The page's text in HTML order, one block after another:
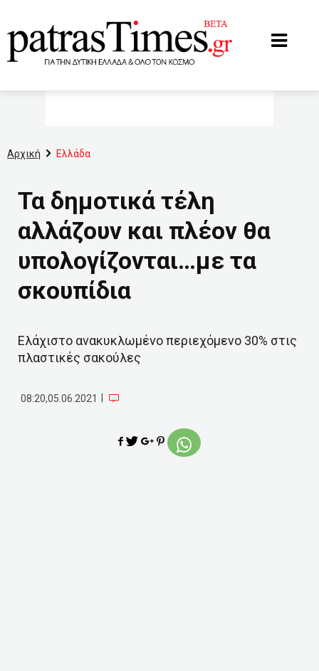
Αρχική Ελλάδα
Τα δημοτικά τέλη
αλλάζουν και πλέον θα
υπολογίζονται…με τα
σκουπίδια
Ελάχιστο ανακυκλωμένο περιεχόμενο 30% στις
πλαστικές σακούλες
08:20,05.06.2021